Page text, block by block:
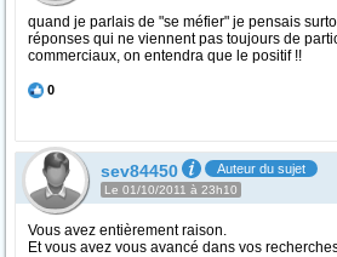
quand je parlais de "se méfier" je pensais
réponses qui ne viennent pas toujours de
commerciaux, on entendra que le positif !!
0
sev84450 Auteur du sujet
Le 01/10/2011 à 23h10
Vous avez entièrement raison.
Et vous avez vous avancé dans vos